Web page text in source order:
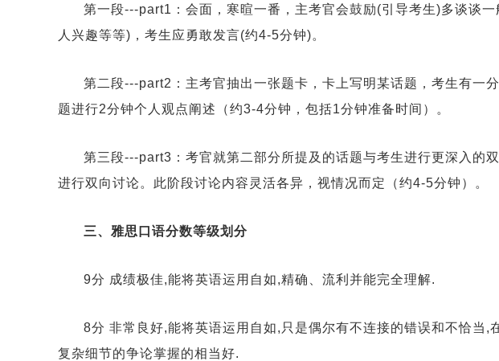
第一段---part1：会面，寒暄一番，主考官会鼓励(引导考生)多谈谈
人兴趣等等)，考生应勇敢发言(约4-5分钟)。
第二段---part2：主考官抽出一张题卡，卡上写明某话题，考生有一
题进行2分钟个人观点阐述（约3-4分钟，包括1分钟准备时间）。
第三段---part3：考官就第二部分所提及的话题与考生进行更深入的
进行双向讨论。此阶段讨论内容灵活各异，视情况而定（约4-5分钟）。
三、雅思口语分数等级划分
9分 成绩极佳,能将英语运用自如,精确、流利并能完全理解.
8分 非常良好,能将英语运用自如,只是偶尔有不连接的错误和不恰当,
复杂细节的争论掌握的相当好.